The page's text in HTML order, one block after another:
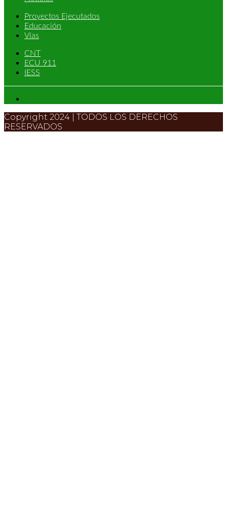
Proyectos Ejecutados
Educación
Vías
CNT
ECU 911
IESS
Copyright 2024 | TODOS LOS DERECHOS
RESERVADOS